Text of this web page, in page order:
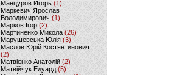
Манцуров Игорь (1)
Маркевич Ярослав
Володимирович (1)
Марков Ігор (2)
Мартиненко Микола (26)
Марушевська Юлія (3)
Маслов Юрій Костянтинович
(2)
Матвієнко Анатолій (2)
Матвійчук Едуард(5)